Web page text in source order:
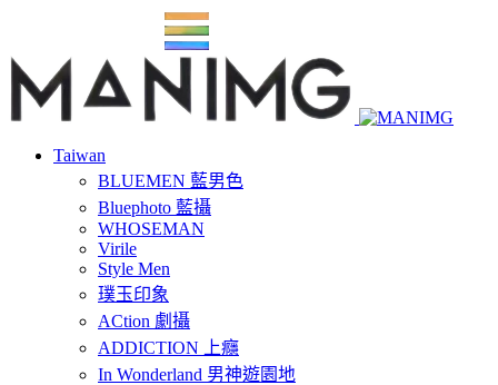
Taiwan
BLUEMEN 藍男色
Bluephoto 藍攝
WHOSEMAN
Virile
Style Men
璞玉印象
ACtion 劇攝
ADDICTION 上癮
In Wonderland 男神遊園地